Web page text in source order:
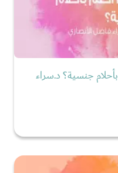
جنسية؟ د.سراء